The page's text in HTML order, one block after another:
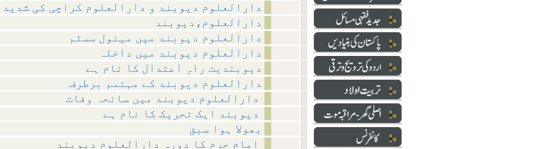
دارالعلوم دیوبند و دارالعلوم کراچی کی شدید
دارالعلوم،دیوبند
دارالعلوم دیوبند میں مینول سسٹم
دارالعلوم دیوبند میں داخلہ
دیوبندیت راہِ اعتدال کا نام ہے
دارالعلوم دیوبند کے مہتمم برطرف
بھولا ہوا سبق